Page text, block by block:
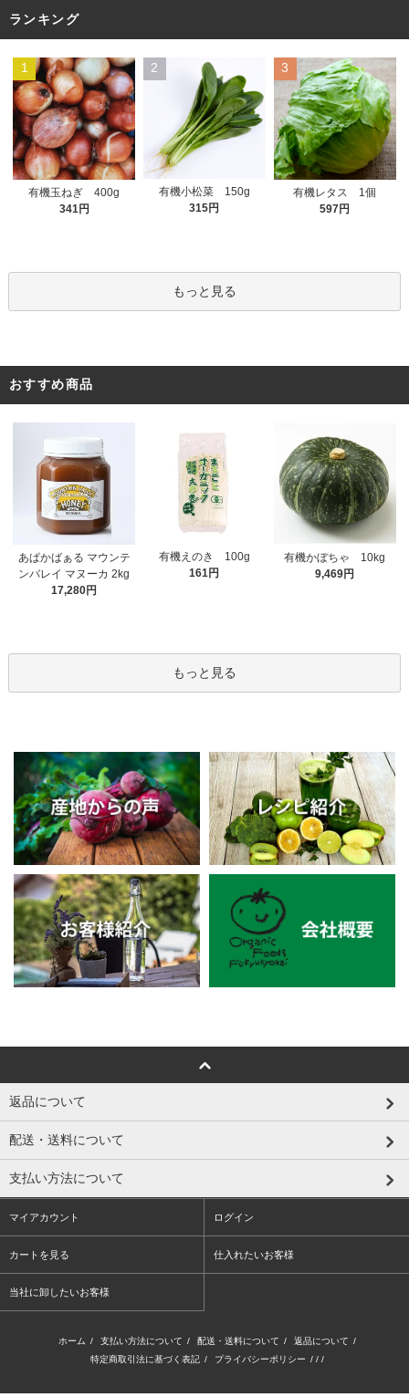
ランキング
1
有機玉ねぎ 400g
341円
2
有機小松菜 150g
315円
3
有機レタス 1個
597円
もっと見る
おすすめ商品
あぱかばぁる マウンテ
ンバレイ マヌーカ 2kg
17,280円
有機えのき 100g
161円
有機かぼちゃ 10kg
9,469円
もっと見る
返品について
配送・送料について
支払い方法について
マイアカウント ログイン
カートを見る 仕入れたいお客様
当社に卸したいお客様
ホーム / 支払い方法について / 配送・送料について / 返品について /
特定商取引法に基づく表記 / プライバシーポリシー / / /